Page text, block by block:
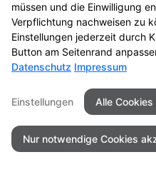
Zu LINDA. Hilft.
Seitenübersicht
Datenschutz
© 2026
müssen und die Einwilligung
Verpflichtung nachweisen zu
Einstellungen jederzeit durch
Button am Seitenrand
Datenschutz Impressum
Einstellungen Alle
Nur notwendige Cookies